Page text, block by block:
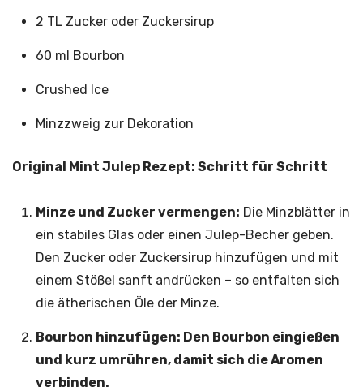
2 TL Zucker oder Zuckersirup
60 ml Bourbon
Crushed Ice
Minzzweig zur Dekoration
Original Mint Julep Rezept: Schritt für Schritt
Minze und Zucker vermengen: Die Minzblätter in
ein stabiles Glas oder einen Julep-Becher geben.
Den Zucker oder Zuckersirup hinzufügen und mit
einem Stößel sanft andrücken – so entfalten sich
die ätherischen Öle der Minze.
Bourbon hinzufügen: Den Bourbon eingießen
und kurz umrühren, damit sich die Aromen
verbinden.